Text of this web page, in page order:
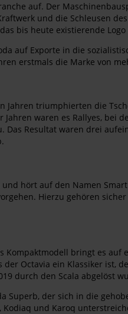
auf. Der
und die Schleusen
bis heute existierende
auf Exporte in die
erstmals die Marke von
triumphierten die
waren es Rallyes,
Resultat waren drei
hört auf den Namen
Hierzu gehören
Kompaktmodell bringt es
Octavia ein Klassiker
durch den Scala abgelöst
der sich in die
und Karoq